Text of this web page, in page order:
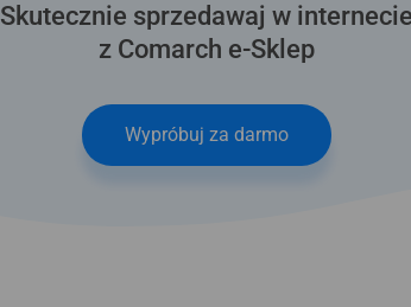
Skutecznie sprzedawaj w internecie
z Comarch e-Sklep
Wypróbuj za darmo